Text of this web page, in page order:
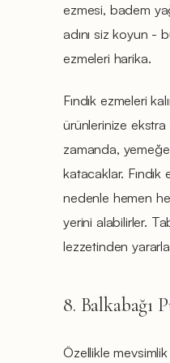
ezmesi, badem
adını siz koyun -
ezmeleri harika.
Fındık ezmeleri
ürünlerinize ekstra
zamanda,
katacaklar. Fındık
nedenle hemen
yerini alabilirler.
lezzetinden
8. Balkabağı
Özellikle